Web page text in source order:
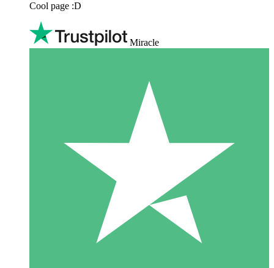
Cool page :D
Miracle